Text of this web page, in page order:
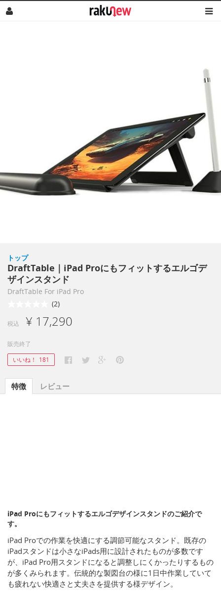
トップ
DraftTable｜iPad Proにもフィットするエルゴデ
ザインスタンド
DraftTable For iPad Pro
(2)
税込 ¥ 17,290
販売終了
いいね！
181
特徴 レビュー
iPad Proにもフィットするエルゴデザインスタンドのご紹介で
す。
iPad Proでの作業を快適にする調節可能なスタンド。既存の
iPadスタンドは小さなiPads用に設計されたものが多数です
が、iPad Pro用スタンドになると調整しにくかったりするもの
が多くみられます。伝統的な製図台の様に1日中作業していて
も疲れない快適さと丈夫さを提供する様デザイン。